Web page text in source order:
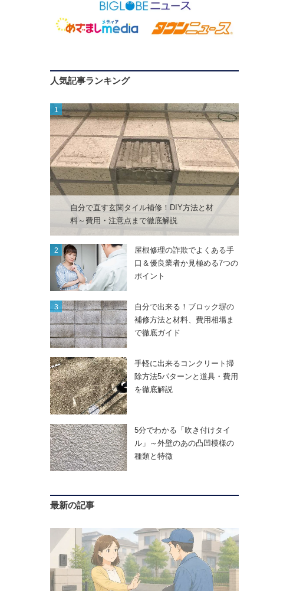
人気記事ランキング
自分で直す玄関タイル補修！DIY方法と材
料～費用・注意点まで徹底解説
屋根修理の詐欺でよくある手
口＆優良業者か見極める7つの
ポイント
自分で出来る！ブロック塀の
補修方法と材料、費用相場ま
で徹底ガイド
手軽に出来るコンクリート掃
除方法5パターンと道具・費用
を徹底解説
5分でわかる「吹き付けタイ
ル」～外壁のあの凸凹模様の
種類と特徴
最新の記事